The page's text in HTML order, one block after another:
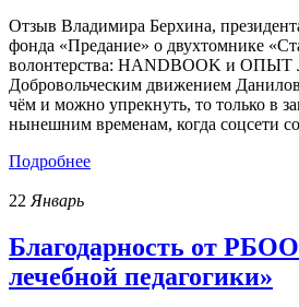
Отзыв Владимира Берхина,
фонда «Предание» о двухтомнике
волонтерства: HANDBOOK и
Добровольческим движением
чём и можно упрекнуть, то только в
нынешним временам, когда соцсети
Подробнее
22Январь
Благодарность от
лечебной педагогики»